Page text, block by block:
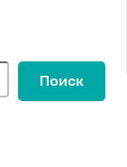
Поиск